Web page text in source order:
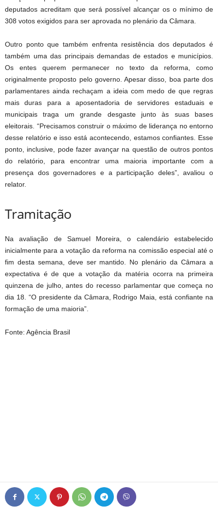
deputados acreditam que será possível alcançar os o mínimo de
308 votos exigidos para ser aprovada no plenário da Câmara.
Outro ponto que também enfrenta resistência dos deputados é
também uma das principais demandas de estados e municípios.
Os entes querem permanecer no texto da reforma, como
originalmente proposto pelo governo. Apesar disso, boa parte dos
parlamentares ainda rechaçam a ideia com medo de que regras
mais duras para a aposentadoria de servidores estaduais e
municipais traga um grande desgaste junto às suas bases
eleitorais. “Precisamos construir o máximo de liderança no entorno
desse relatório e isso está acontecendo, estamos confiantes. Esse
ponto, inclusive, pode fazer avançar na questão de outros pontos
do relatório, para encontrar uma maioria importante com a
presença dos governadores e a participação deles”, avaliou o
relator.
Tramitação
Na avaliação de Samuel Moreira, o calendário estabelecido
inicialmente para a votação da reforma na comissão especial até o
fim desta semana, deve ser mantido. No plenário da Câmara a
expectativa é de que a votação da matéria ocorra na primeira
quinzena de julho, antes do recesso parlamentar que começa no
dia 18. “O presidente da Câmara, Rodrigo Maia, está confiante na
formação de uma maioria”.
Fonte: Agência Brasil